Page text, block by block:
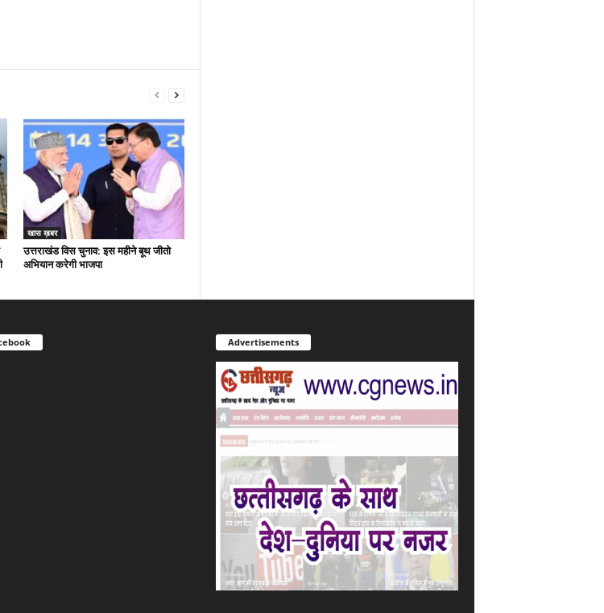
खास ख़बर
उत्तराखंड विस चुनाव: इस महीने बूथ जीतो
अभियान करेगी भाजपा
Advertisements